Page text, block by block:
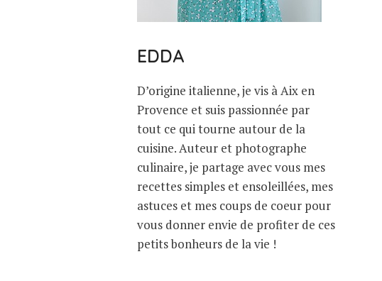
EDDA
D’origine italienne, je vis à Aix en
Provence et suis passionnée par
tout ce qui tourne autour de la
cuisine. Auteur et photographe
culinaire, je partage avec vous mes
recettes simples et ensoleillées, mes
astuces et mes coups de coeur pour
vous donner envie de profiter de ces
petits bonheurs de la vie !